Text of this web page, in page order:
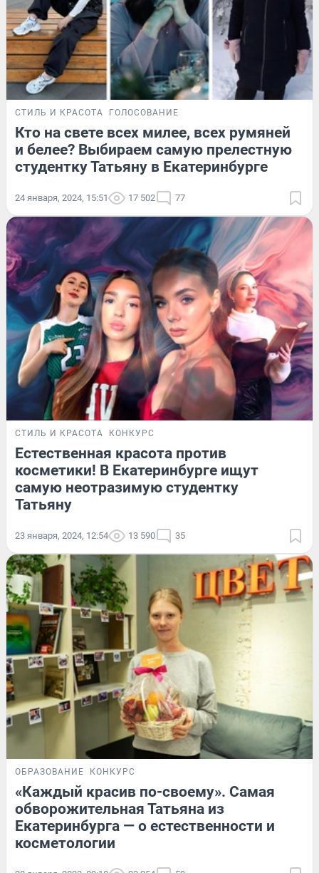
СТИЛЬ И КРАСОТА ГОЛОСОВАНИЕ
Кто на свете всех милее, всех румяней
и белее? Выбираем самую прелестную
студентку Татьяну в Екатеринбурге
24 января, 2024, 15:51 17 502 77
СТИЛЬ И КРАСОТА КОНКУРС
Естественная красота против
косметики! В Екатеринбурге ищут
самую неотразимую студентку
Татьяну
23 января, 2024, 12:54 13 590 35
ОБРАЗОВАНИЕ КОНКУРС
«Каждый красив по-своему». Самая
обворожительная Татьяна из
Екатеринбурга — о естественности и
косметологии